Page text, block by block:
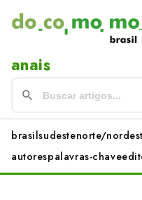
anais
brasilsudestenorte/
autorespalavras-chave